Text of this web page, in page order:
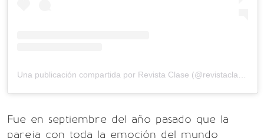
Fue en septiembre del año pasado que la
pareja con toda la emoción del mundo